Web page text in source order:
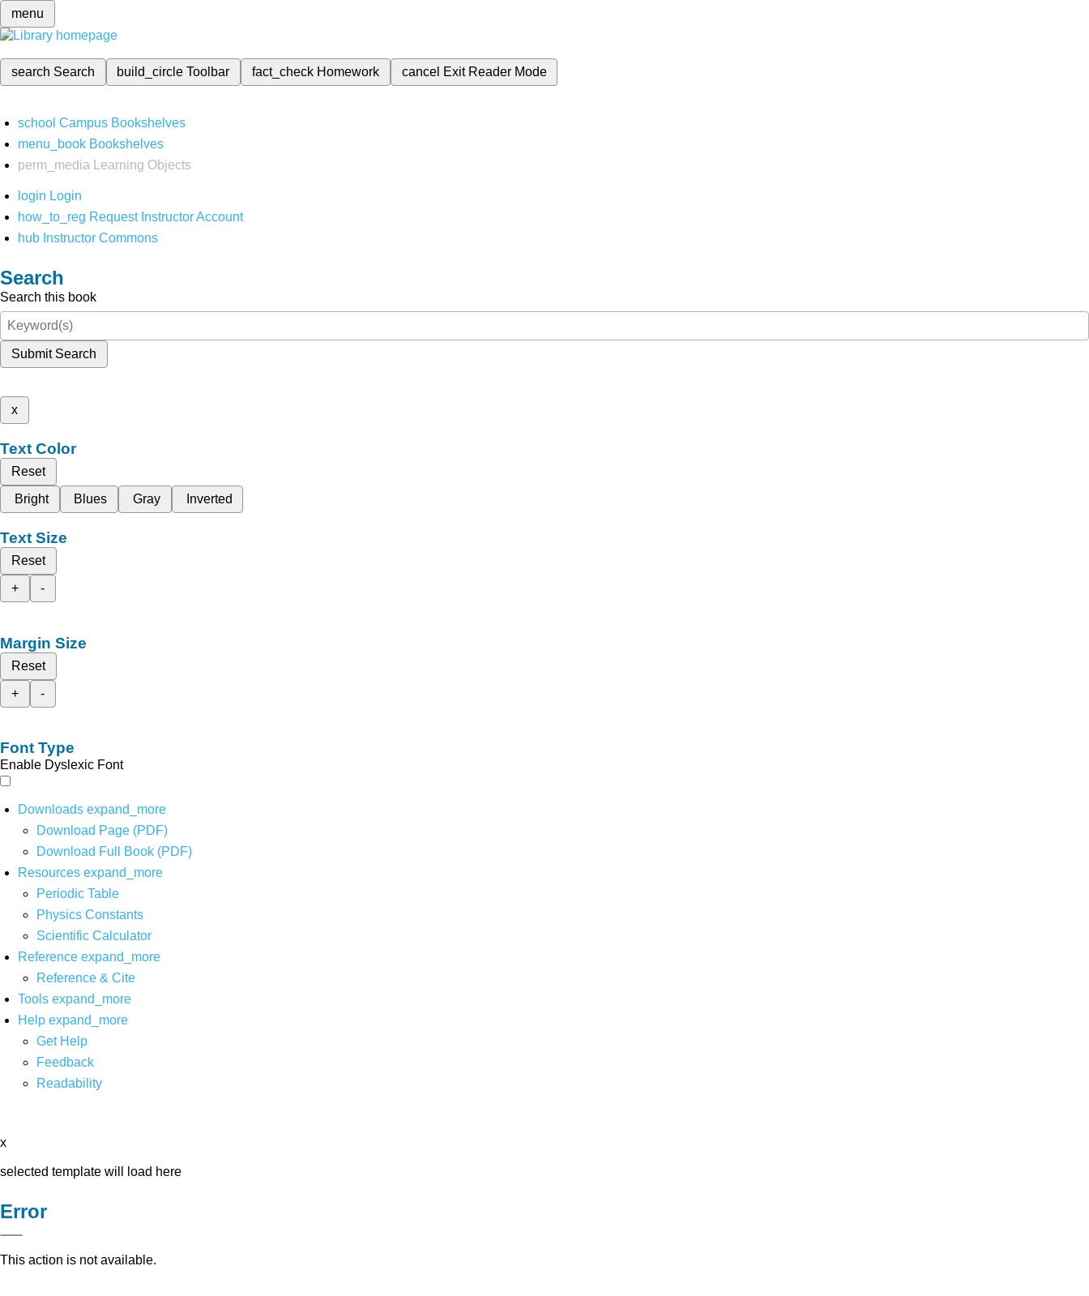
menu
search Search build_circleToolbar fact_check Homework cancel Exit Reader Mode
school Campus Bookshelves
menu_book Bookshelves
perm_media
Learning Objects
login Login
how_to_reg Request Instructor Account
hub Instructor Commons
Search
Search this book
Submit Search
x
Text Color
Reset
Bright
Blues Gray Inverted
Text Size
Reset
+
-
Margin Size
Reset
+
-
Font Type
Enable Dyslexic Font
Downloads expand_more
Download Page (PDF)
Download Full Book (PDF)
Resources expand_more
Periodic Table
Physics Constants
Scientific Calculator
Reference expand_more
Reference & Cite
Tools expand_more
Help expand_more
Get Help
Feedback
Readability
x
selected template will load here
Error
This action is not available.